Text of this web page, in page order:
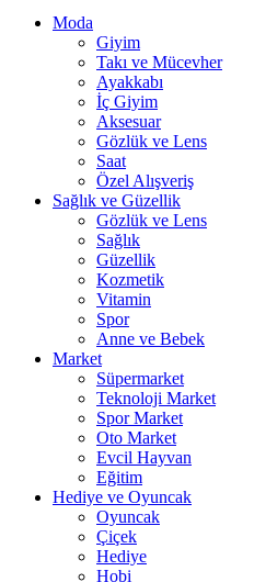
Moda
Giyim
Takı ve Mücevher
Ayakkabı
İç Giyim
Aksesuar
Gözlük ve Lens
Saat
Özel Alışveriş
Sağlık ve Güzellik
Gözlük ve Lens
Sağlık
Güzellik
Kozmetik
Vitamin
Spor
Anne ve Bebek
Market
Süpermarket
Teknoloji Market
Spor Market
Oto Market
Evcil Hayvan
Eğitim
Hediye ve Oyuncak
Oyuncak
Çiçek
Hediye
Hobi